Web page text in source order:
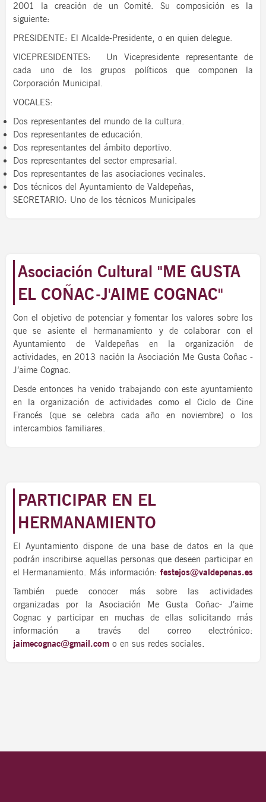
2001 la creación de un Comité. Su composición es la
siguiente:
PRESIDENTE: El Alcalde-Presidente, o en quien delegue.
VICEPRESIDENTES: Un Vicepresidente representante de
cada uno de los grupos políticos que componen la
Corporación Municipal.
VOCALES:
Dos representantes del mundo de la cultura.
Dos representantes de educación.
Dos representantes del ámbito deportivo.
Dos representantes del sector empresarial.
Dos representantes de las asociaciones vecinales.
Dos técnicos del Ayuntamiento de Valdepeñas,
SECRETARIO: Uno de los técnicos Municipales
Asociación Cultural "ME GUSTA
EL COÑAC-J'AIME COGNAC"
Con el objetivo de potenciar y fomentar los valores sobre los
que se asiente el hermanamiento y de colaborar con el
Ayuntamiento de Valdepeñas en la organización de
actividades, en 2013 nación la Asociación Me Gusta Coñac -
J’aime Cognac.
Desde entonces ha venido trabajando con este ayuntamiento
en la organización de actividades como el Ciclo de Cine
Francés (que se celebra cada año en noviembre) o los
intercambios familiares.
PARTICIPAR EN EL
HERMANAMIENTO
El Ayuntamiento dispone de una base de datos en la que
podrán inscribirse aquellas personas que deseen participar en
el Hermanamiento. Más información: festejos@valdepenas.es
También puede conocer más sobre las actividades
organizadas por la Asociación Me Gusta Coñac- J’aime
Cognac y participar en muchas de ellas solicitando más
información a través del correo electrónico:
jaimecognac@gmail.com o en sus redes sociales.